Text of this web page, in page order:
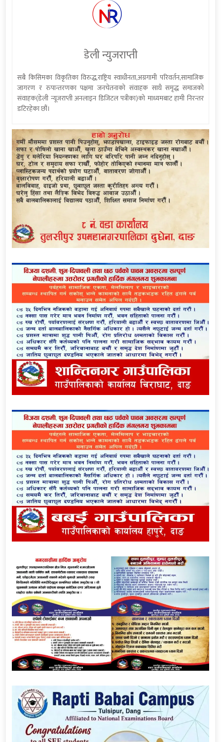
डेली न्युजराप्ती
सबै किसिमका विकृतिका विरुद्ध,राष्ट्रिय स्वाधीनता,अग्रगामी परिवर्तन,सामाजिक
जागरण र रुपान्तरणका पक्षमा जनचेतनाको संवाहक साथै समृद्ध समाजको
संवाहक(डेली न्यूजराप्ती अनलाइन डिजिटल पत्रीका)को माध्यमबाट हामी निरन्तर
डटिरहेका छौं।